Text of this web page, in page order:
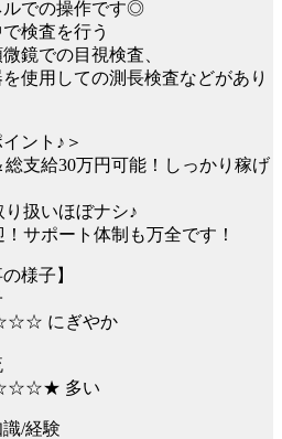
での操作です◎
検査を行う
鏡での目視検査、
使用しての測長検査などがあり
ント♪＞
支給30万円可能！しっかり稼げ
扱いほぼナシ♪
サポート体制も万全です！
様子】
にぎやか
多い
識/経験